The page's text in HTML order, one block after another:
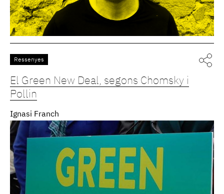
Ressenyes
El Green New Deal, segons Chomsky i
Pollin
Ignasi Franch